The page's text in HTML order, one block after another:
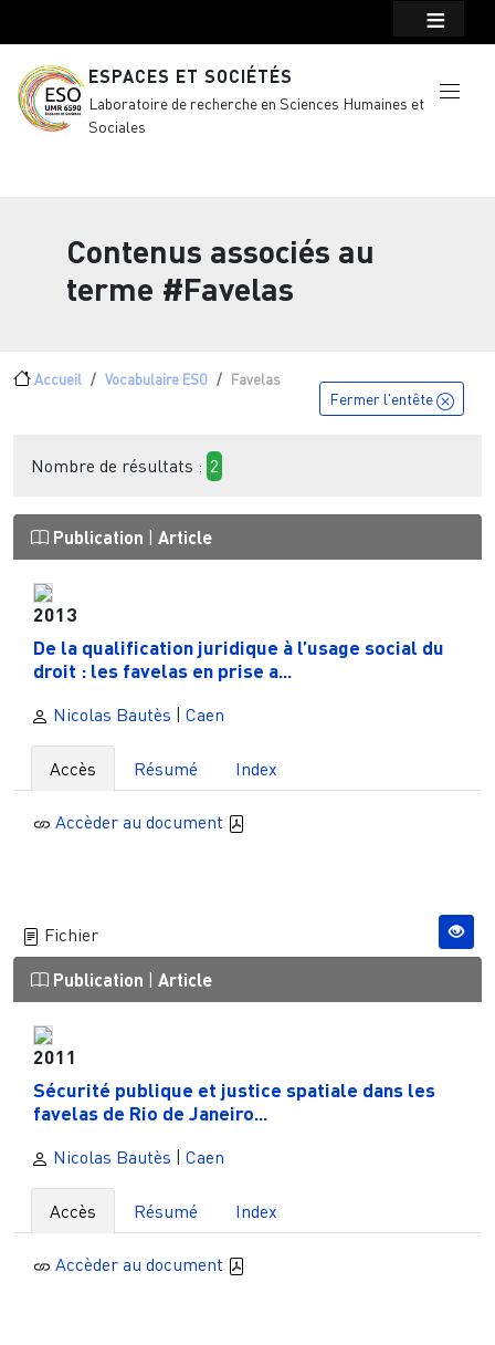
ESPACES ET SOCIÉTÉS
Laboratoire de recherche en Sciences Humaines et
Sociales
Contenus associés au
terme #Favelas
Fil d'Ariane
Accueil Vocabulaire ESO Favelas
Fermer l'entête
Nombre de résultats : 2
Publication Article
2013
De la qualification juridique à l’usage social du
droit : les favelas en prise a...
Nicolas Bautès Caen
Accès Résumé Index
Accèder au document
Fichier
Publication Article
2011
Sécurité publique et justice spatiale dans les
favelas de Rio de Janeiro...
Nicolas Bautès Caen
Accès Résumé Index
Accèder au document